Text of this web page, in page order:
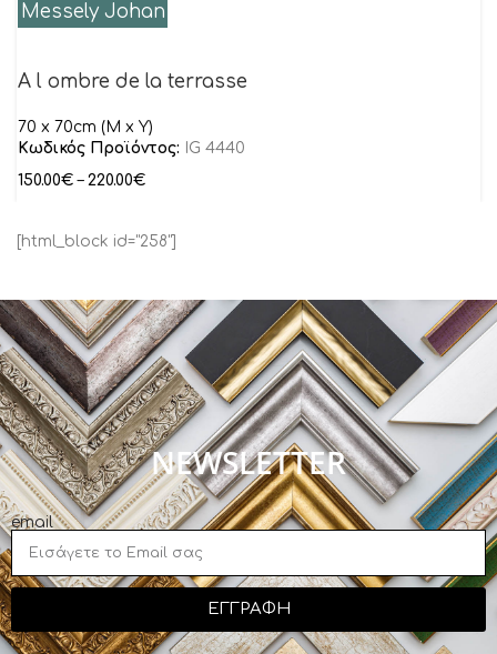
Messely Johan
A l ombre de la terrasse
70 x 70cm (M x Y)
Κωδικός Προϊόντος:
IG 4440
150.00€ – 220.00€
[html_block id="258"]
NEWSLETTER
email
ΕΓΓΡΑΦΗ